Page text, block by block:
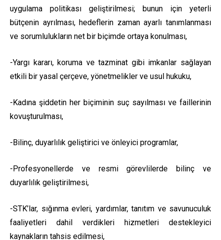
uygulama politikası geliştirilmesi; bunun için yeterli
bütçenin ayrılması, hedeflerin zaman ayarlı tanımlanması
ve sorumlulukların net bir biçimde ortaya konulması,
-Yargı kararı, koruma ve tazminat gibi imkanlar sağlayan
etkili bir yasal çerçeve, yönetmelikler ve usul hukuku,
-Kadına şiddetin her biçiminin suç sayılması ve faillerinin
kovuşturulması,
-Bilinç, duyarlılık geliştirici ve önleyici programlar,
-Profesyonellerde ve resmi görevlilerde bilinç ve
duyarlılık geliştirilmesi,
-STK’lar, sığınma evleri, yardımlar, tanıtım ve savunuculuk
faaliyetleri dahil verdikleri hizmetleri destekleyici
kaynakların tahsis edilmesi,